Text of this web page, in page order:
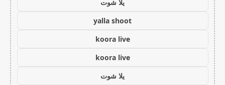
يلا شوت
yalla shoot
koora live
koora live
يلا شوت